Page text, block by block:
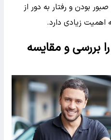
بودن و رفتار به دور از
اهمیت زیادی دارد.
بررسی و مقایسه